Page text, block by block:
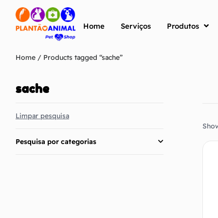
Home Serviços Produtos
Home / Products tagged “sache”
sache
Limpar pesquisa
Pesquisa por categorias